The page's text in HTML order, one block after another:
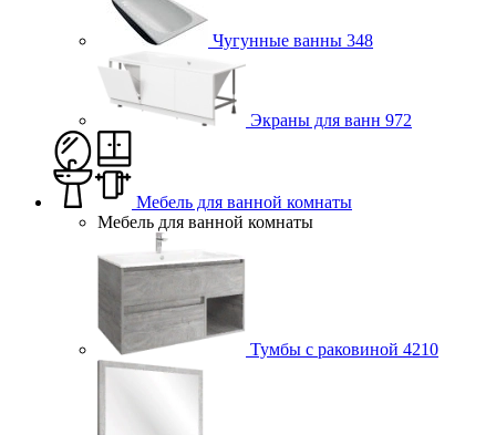
Чугунные ванны 348
Экраны для ванн 972
Мебель для ванной комнаты
Мебель для ванной комнаты
Тумбы с раковиной 4210